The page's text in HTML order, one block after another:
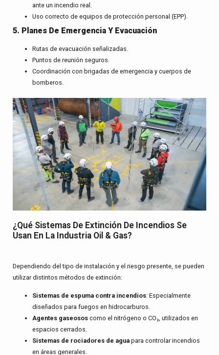
ante un incendio real.
Uso correcto de equipos de protección personal (EPP).
5. Planes De Emergencia Y Evacuación
Rutas de evacuación señalizadas.
Puntos de reunión seguros.
Coordinación con brigadas de emergencia y cuerpos de
bomberos.
¿Qué Sistemas De Extinción De Incendios Se
Usan En La Industria Oil & Gas?
Dependiendo del tipo de instalación y el riesgo presente, se pueden
utilizar distintos métodos de extinción:
Sistemas de espuma contra incendios: Especialmente
diseñados para fuegos en hidrocarburos.
Agentes gaseososcomo el nitrógeno o CO₂, utilizados en
espacios cerrados.
Sistemas de rociadores de aguapara controlar incendios
en áreas generales.